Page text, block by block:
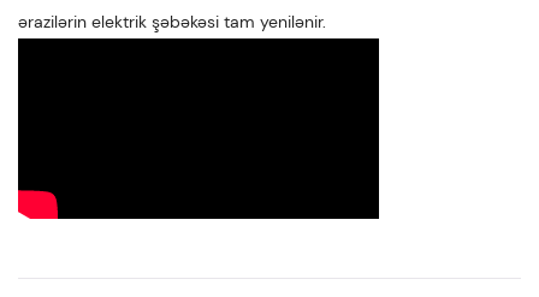
ərazilərin elektrik şəbəkəsi tam yenilənir.